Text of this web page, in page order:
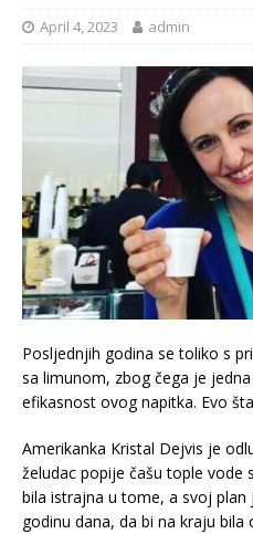
April 4, 2023 admin
Posljednjih godina se toliko s
sa limunom, zbog čega je
efikasnost ovog napitka. Evo
Amerikanka Kristal Dejvis je
želudac popije čašu tople vode
bila istrajna u tome, a svoj
godinu dana, da bi na kraju bila